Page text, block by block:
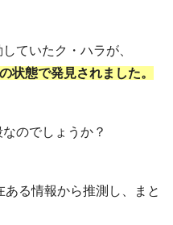
ていたク・ハラが、
状態で発見されました。
のでしょうか？
ある情報から推測し、まと